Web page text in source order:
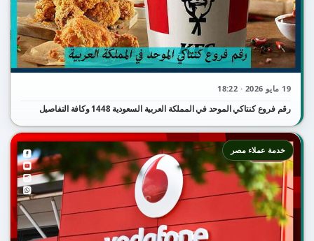
19 مايو 2026 · 18:22
رقم فروع كنتاكي الموحد في المملكة العربية السعودية 1448 وكافة التفاصيل
خدمة عملاء مصر